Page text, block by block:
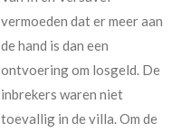
vermoeden dat er meer aan
de hand is dan een
ontvoering om losgeld. De
inbrekers waren niet
toevallig in de villa. Om de